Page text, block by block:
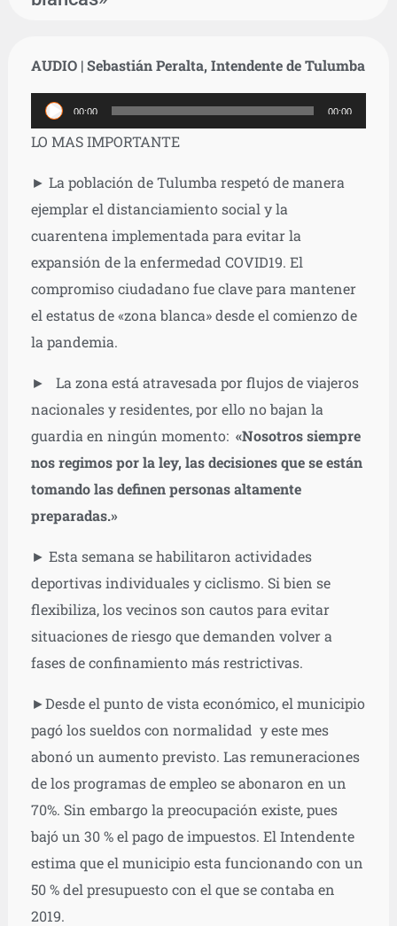
AUDIO | Sebastián Peralta, Intendente de Tulumba
Reproductor
de
00:00 00:00
LO MAS IMPORTANTE
► La población de Tulumba respetó de manera
ejemplar el distanciamiento social y la
cuarentena implementada para evitar la
expansión de la enfermedad COVID19. El
compromiso ciudadano fue clave para mantener
el estatus de «zona blanca» desde el comienzo de
la pandemia.
► La zona está atravesada por flujos de viajeros
nacionales y residentes, por ello no bajan la
guardia en ningún momento: «Nosotros siempre
nos regimos por la ley, las decisiones que se están
tomando las definen personas altamente
preparadas.»
► Esta semana se habilitaron actividades
deportivas individuales y ciclismo. Si bien se
flexibiliza, los vecinos son cautos para evitar
situaciones de riesgo que demanden volver a
fases de confinamiento más restrictivas.
►Desde el punto de vista económico, el municipio
pagó los sueldos con normalidad y este mes
abonó un aumento previsto. Las remuneraciones
de los programas de empleo se abonaron en un
70%. Sin embargo la preocupación existe, pues
bajó un 30 % el pago de impuestos. El Intendente
estima que el municipio esta funcionando con un
50 % del presupuesto con el que se contaba en
2019.